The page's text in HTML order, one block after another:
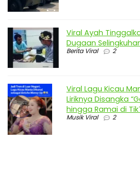
Viral Ayah
Dugaan
Berita Viral 2
Viral Lagu Kicau
Liriknya Disangka
hingga Ramai di
Musik Viral 2